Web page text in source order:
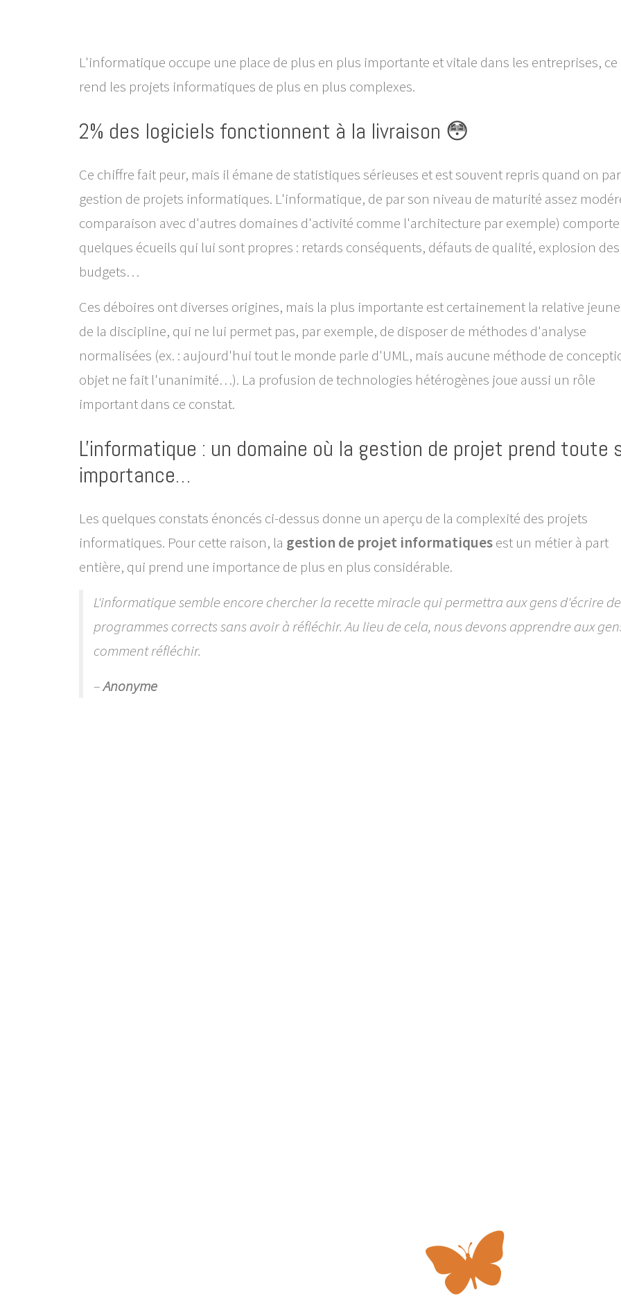
L'informatique occupe une place de plus en plus importante et vitale dans les entreprises, ce
rend les projets informatiques de plus en plus complexes.
2% des logiciels fonctionnent à la livraison 😳
Ce chiffre fait peur, mais il émane de statistiques sérieuses et est souvent repris quand on
gestion de projets informatiques. L'informatique, de par son niveau de maturité assez
comparaison avec d'autres domaines d'activité comme l'architecture par exemple) comporte
quelques écueils qui lui sont propres : retards conséquents, défauts de qualité, explosion des
budgets…
Ces déboires ont diverses origines, mais la plus importante est certainement la relative
de la discipline, qui ne lui permet pas, par exemple, de disposer de méthodes d'analyse
normalisées (ex. : aujourd'hui tout le monde parle d'UML, mais aucune méthode de
objet ne fait l'unanimité…). La profusion de technologies hétérogènes joue aussi un rôle
important dans ce constat.
L'informatique : un domaine où la gestion de projet prend toute
importance…
Les quelques constats énoncés ci-dessus donne un aperçu de la complexité des projets
informatiques. Pour cette raison, la gestion de projet informatiquesest un métier à part
entière, qui prend une importance de plus en plus considérable.
L'informatique semble encore chercher la recette miracle qui permettra aux gens d'écrire
programmes corrects sans avoir à réfléchir. Au lieu de cela, nous devons apprendre aux
comment réfléchir.
–Anonyme